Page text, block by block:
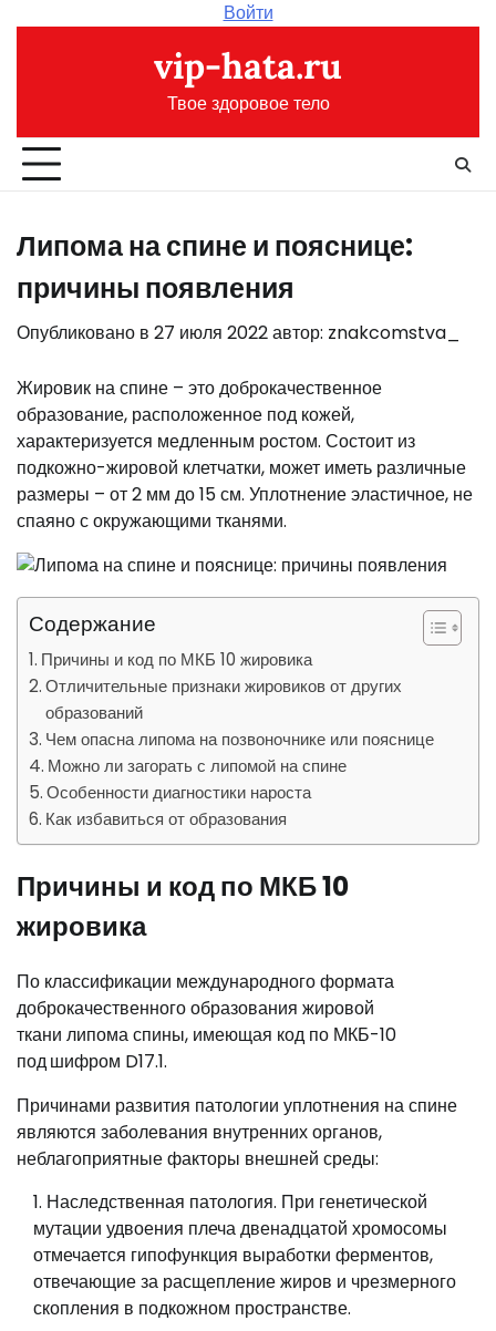
Войти
vip-hata.ru
Твое здоровое тело
Липома на спине и пояснице:
причины появления
Опубликовано в 27 июля 2022автор: znakcomstva_
Жировик на спине – это доброкачественное
образование, расположенное под кожей,
характеризуется медленным ростом. Состоит из
подкожно-жировой клетчатки, может иметь различные
размеры – от 2 мм до 15 см. Уплотнение эластичное, не
спаяно с окружающими тканями.
Содержание
Причины и код по МКБ 10 жировика
Отличительные признаки жировиков от других
образований
Чем опасна липома на позвоночнике или пояснице
Можно ли загорать с липомой на спине
Особенности диагностики нароста
Как избавиться от образования
Причины и код по МКБ 10
жировика
По классификации международного формата
доброкачественного образования жировой
ткани липома спины, имеющая код по МКБ-10
подшифром D17.1.
Причинами развития патологии уплотнения на спине
являются заболевания внутренних органов,
неблагоприятные факторы внешней среды:
Наследственная патология. При генетической
мутации удвоения плеча двенадцатой хромосомы
отмечается гипофункция выработки ферментов,
отвечающие за расщепление жиров и чрезмерного
скопления в подкожном пространстве.